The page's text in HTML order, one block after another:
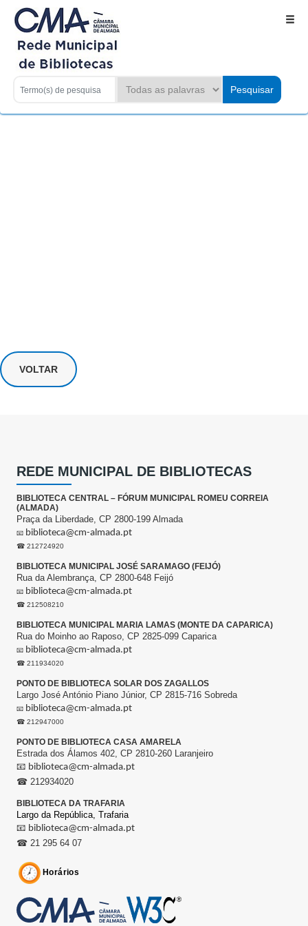
VOLTAR
REDE MUNICIPAL DE BIBLIOTECAS
BIBLIOTECA CENTRAL – FÓRUM MUNICIPAL ROMEU CORREIA
(ALMADA)
Praça da Liberdade, CP 2800-199 Almada
📧 biblioteca@cm-almada.pt
☎ 212724920
BIBLIOTECA MUNICIPAL JOSÉ SARAMAGO (FEIJÓ)
Rua da Alembrança, CP 2800-648 Feijó
📧 biblioteca@cm-almada.pt
☎ 212508210
BIBLIOTECA MUNICIPAL MARIA LAMAS (MONTE DA CAPARICA)
Rua do Moinho ao Raposo, CP 2825-099 Caparica
📧 biblioteca@cm-almada.pt
☎ 211934020
PONTO DE BIBLIOTECA SOLAR DOS ZAGALLOS
Largo José António Piano Júnior, CP 2815-716 Sobreda
📧 biblioteca@cm-almada.pt
☎ 212947000
PONTO DE BIBLIOTECA CASA AMARELA
Estrada dos Álamos 402, CP 2810-260 Laranjeiro
📧 biblioteca@cm-almada.pt
☎ 212934020
BIBLIOTECA DA TRAFARIA
Largo da República, Trafaria
📧 biblioteca@cm-almada.pt
☎ 21 295 64 07
Horários